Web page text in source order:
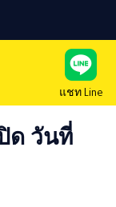
แชท Line
ด วันที่